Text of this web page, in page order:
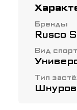
Бренды
Rusco
Вид
Тип